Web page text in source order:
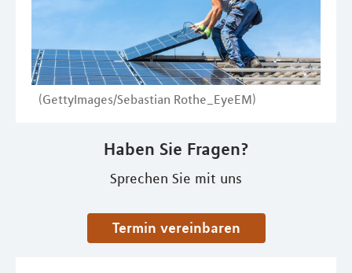
(GettyImages/Sebastian Rothe_EyeEM)
Haben Sie Fragen?
Sprechen Sie mit uns
Termin vereinbaren